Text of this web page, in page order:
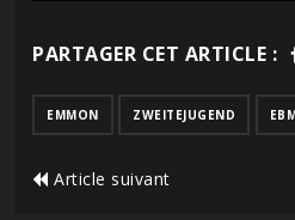
PARTAGER CET ARTICLE :
EMMON ZWEITEJUGEND
Article suivant